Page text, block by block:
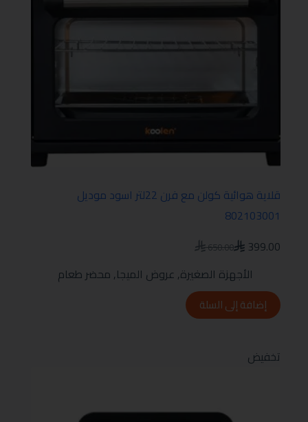
قلاية هوائية كولن مع فرن 22لتر اسود موديل
802103001
650.00
399.00
الأجهزة الصغيرة, عروض الميجا, محضر طعام
إضافة إلى السلة
تخفيض